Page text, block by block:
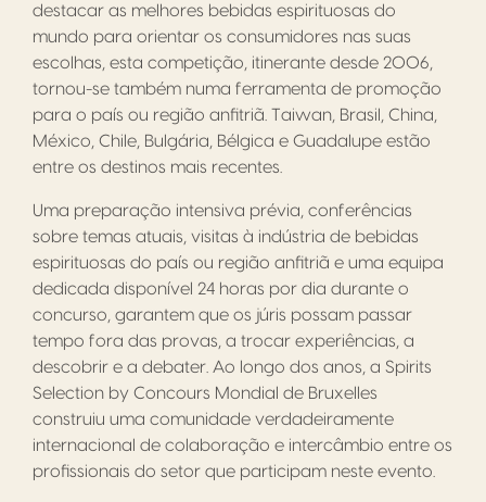
destacar as melhores bebidas espirituosas do
mundo para orientar os consumidores nas suas
escolhas, esta competição, itinerante desde 2006,
tornou-se também numa ferramenta de promoção
para o país ou região anfitriã. Taiwan, Brasil, China,
México, Chile, Bulgária, Bélgica e Guadalupe estão
entre os destinos mais recentes.
Uma preparação intensiva prévia, conferências
sobre temas atuais, visitas à indústria de bebidas
espirituosas do país ou região anfitriã e uma equipa
dedicada disponível 24 horas por dia durante o
concurso, garantem que os júris possam passar
tempo fora das provas, a trocar experiências, a
descobrir e a debater. Ao longo dos anos, a Spirits
Selection by Concours Mondial de Bruxelles
construiu uma comunidade verdadeiramente
internacional de colaboração e intercâmbio entre os
profissionais do setor que participam neste evento.